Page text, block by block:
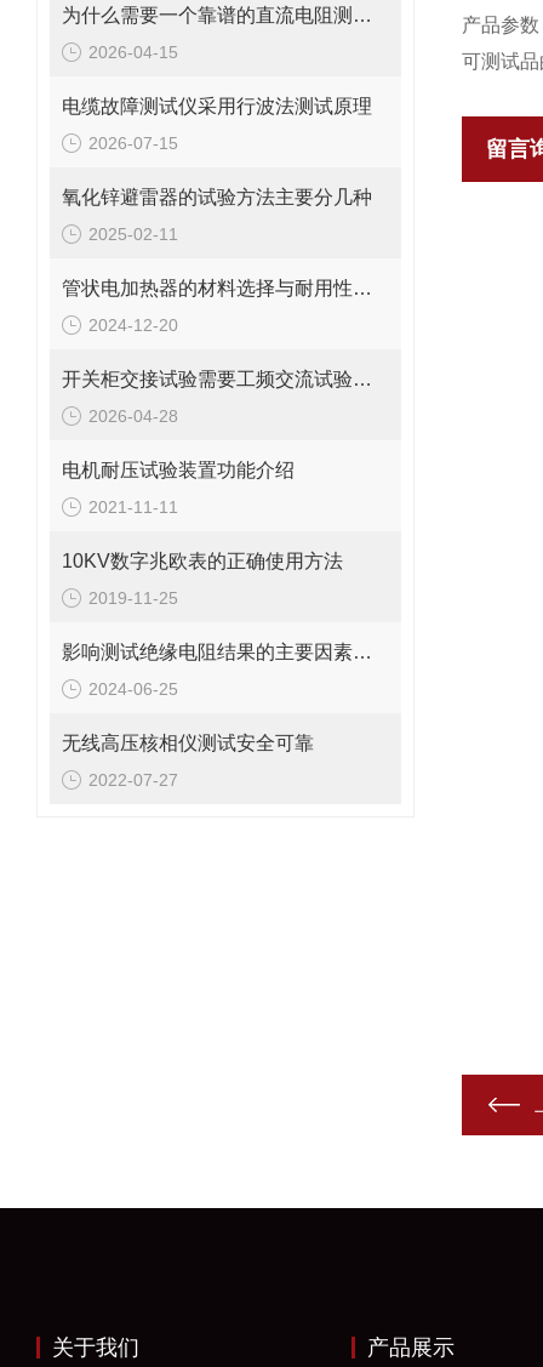
为什么需要一个靠谱的直流电阻测试仪？
2026-04-15
电缆故障测试仪采用行波法测试原理
2026-07-15
氧化锌避雷器的试验方法主要分几种
2025-02-11
管状电加热器的材料选择与耐用性分析
2024-12-20
开关柜交接试验需要工频交流试验装置吗？
2026-04-28
电机耐压试验装置功能介绍
2021-11-11
10KV数字兆欧表的正确使用方法
2019-11-25
​影响测试绝缘电阻结果的主要因素有哪些
2024-06-25
无线高压核相仪测试安全可靠
2022-07-27
产品参数
可测试
留言
关于我们 产品展示